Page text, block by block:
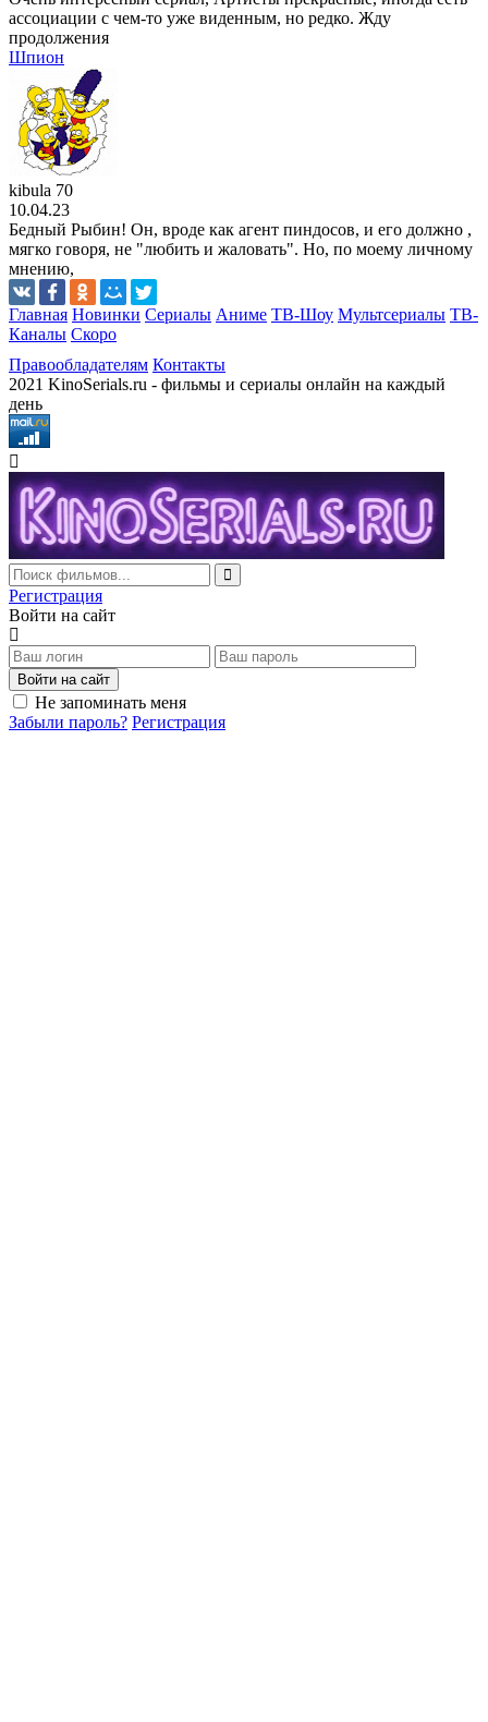
ассоциации с чем-то уже виденным, но редко. Жду
продолжения
Шпион
kibula 70
10.04.23
Бедный Рыбин! Он, вроде как агент пиндосов, и его должно ,
мягко говоря, не "любить и жаловать". Но, по моему личному
мнению,
Главная Новинки Сериалы Аниме ТВ-Шоу Мультсериалы ТВ-
Каналы Скоро
Правообладателям Контакты
2021 KinoSerials.ru - фильмы и сериалы онлайн на каждый
день
Регистрация
Войти на сайт
Войти на сайт
Не запоминать меня
Забыли пароль? Регистрация